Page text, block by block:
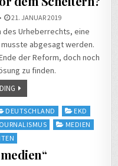
21. JANUAR 2019
des Urheberrechts, eine
abgesagt werden.
der Reform, doch noch
zu finden.
DEUTSCHLAND
EKD
MEDIEN